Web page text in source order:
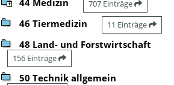
707 Einträge
46 Tiermedizin 11 Einträge
48 Land- und Forstwirtschaft
156 Einträge
50 Technik allgemein